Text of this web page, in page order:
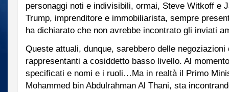
personaggi noti e indivisibili, ormai, Steve Witkoff e
Trump, imprenditore e immobiliarista, sempre
ha dichiarato che non avrebbe incontrato gli inviati
Queste attuali, dunque, sarebbero delle negoziazioni
rappresentanti a cosiddetto basso livello. Al
specificati e nomi e i ruoli…Ma in realtà il Primo
Mohammed bin Abdulrahman Al Thani, sta